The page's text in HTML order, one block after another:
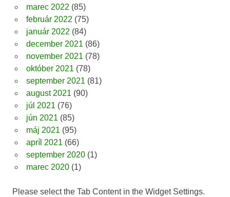
marec 2022 (85)
február 2022 (75)
január 2022 (84)
december 2021 (86)
november 2021 (78)
október 2021 (78)
september 2021 (81)
august 2021 (90)
júl 2021 (76)
jún 2021 (85)
máj 2021 (95)
apríl 2021 (66)
september 2020(1)
marec 2020(1)
Please select the Tab Content in the Widget Settings.